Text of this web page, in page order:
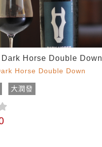
Dark Horse Double Down
Horse Double Down
大潤發